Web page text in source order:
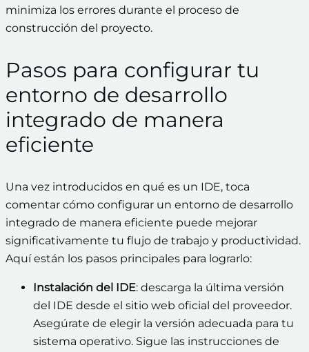
minimiza los errores durante el proceso de
construcción del proyecto.
Pasos para configurar tu
entorno de desarrollo
integrado de manera
eficiente
Una vez introducidos en qué es un IDE, toca
comentar cómo configurar un entorno de desarrollo
integrado de manera eficiente puede mejorar
significativamente tu flujo de trabajo y productividad.
Aquí están los pasos principales para lograrlo:
Instalación del IDE: descarga la última versión
del IDE desde el sitio web oficial del proveedor.
Asegúrate de elegir la versión adecuada para tu
sistema operativo. Sigue las instrucciones de